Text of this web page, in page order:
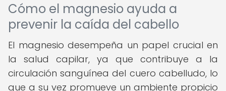
Cómo el magnesio ayuda a
prevenir la caída del cabello
El magnesio desempeña un papel crucial en
la salud capilar, ya que contribuye a la
circulación sanguínea del cuero cabelludo, lo
que a su vez promueve un ambiente propicio